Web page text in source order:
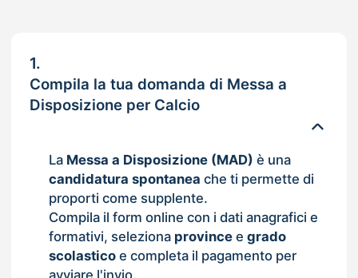
1.
Compila la tua domanda di Messa a
Disposizione per Calcio
La Messa a Disposizione (MAD) è una
candidatura spontanea che ti permette di
proporti come supplente.
Compila il form online con i dati anagrafici e
formativi, seleziona provincee grado
scolasticoe completa il pagamento per